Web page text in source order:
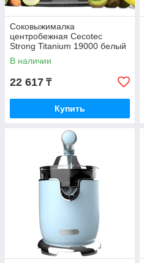
Соковыжималка
центробежная Cecotec
Strong Titanium 19000 белый
(04080)
В наличии
22 617 ₸
Купить